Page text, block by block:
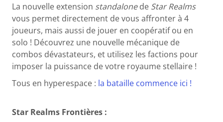
La nouvelle extension standalonede Star Realms
vous permet directement de vous affronter à 4
joueurs, mais aussi de jouer en coopératif ou en
solo ! Découvrez une nouvelle mécanique de
combos dévastateurs, et utilisez les factions pour
imposer la puissance de votre royaume stellaire !
Tous en hyperespace : la bataille commence ici !
Star Realms Frontières :